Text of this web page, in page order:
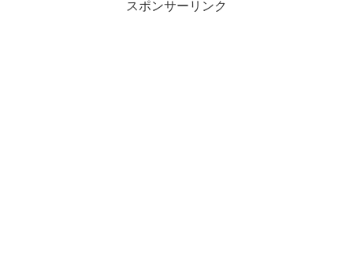
スポンサーリンク